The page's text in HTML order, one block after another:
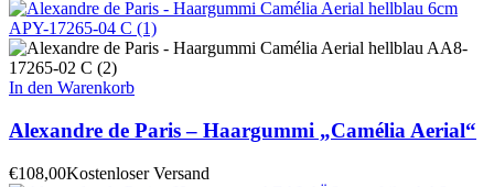
In den Warenkorb
Alexandre de Paris – Haargummi „Camélia Aerial“
€108,00Kostenloser Versand